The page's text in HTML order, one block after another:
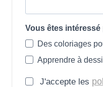
Vous êtes intéressé
Des coloriages
Apprendre à
J'accepte les